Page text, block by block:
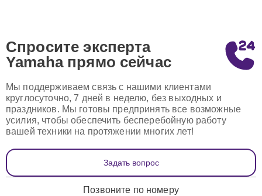
Спросите эксперта
Yamaha прямо сейчас
Мы поддерживаем связь с нашими клиентами
круглосуточно, 7 дней в неделю, без выходных и
праздников. Мы готовы предпринять все возможные
усилия, чтобы обеспечить бесперебойную работу
вашей техники на протяжении многих лет!
Задать вопрос
Позвоните по номеру